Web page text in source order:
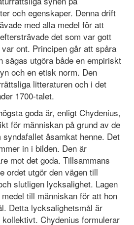
och egenskaper. Denna drift
med alla medel för att
det som var gott
ont. Principen går att spåra
sägas utgöra både en empiriskt
och en etisk norm. Den
litteraturen och i det
1700-talet.
goda är, enligt Chydenius,
för människan på grund av de
åsamkat henne. Det
in i bilden. Den är
mot det goda. Tillsammans
ordet utgör den vägen till
slutligen lycksalighet. Lagen
till människan för att hon
Detta lycksalighetsmål är
Chydenius formulerar